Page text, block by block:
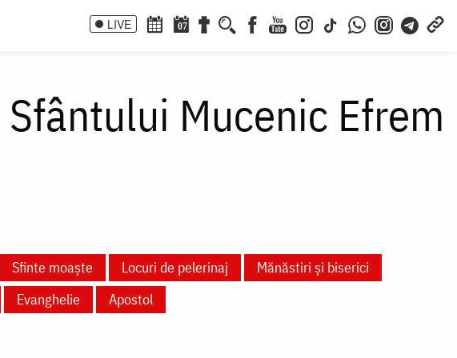
LIVE 07
Mucenic Efrem
Sfinte moaște Locuri de pelerinaj
Mănăstiri și biserici
Evanghelie Apostol